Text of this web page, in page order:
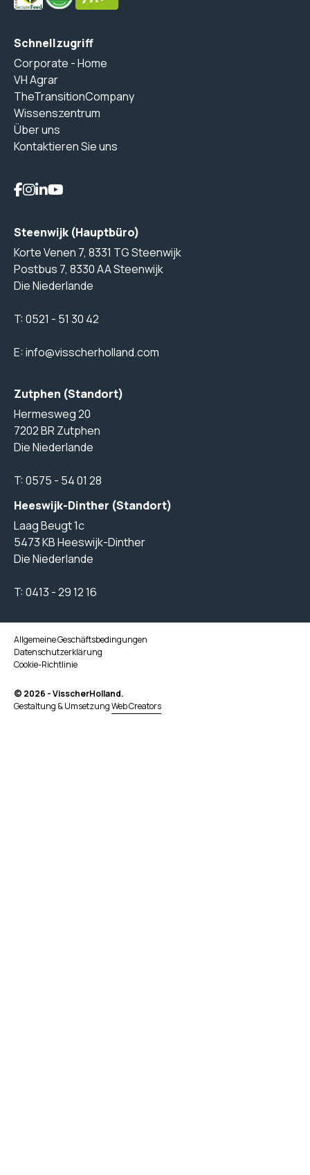
Schnellzugriff
Corporate - Home
VH Agrar
TheTransitionCompany
Wissenszentrum
Über uns
Kontaktieren Sie uns
Steenwijk (Hauptbüro)
Korte Venen 7, 8331 TG Steenwijk
Postbus 7, 8330 AA Steenwijk
Die Niederlande
T:0521 - 51 30 42
E:info@visscherholland.com
Zutphen (Standort)
Hermesweg 20
7202 BR Zutphen
Die Niederlande
T:0575 - 54 01 28
Heeswijk-Dinther (Standort)
Laag Beugt 1c
5473 KB Heeswijk-Dinther
Die Niederlande
T:0413 - 29 12 16
© 2026 - VisscherHolland.
Gestaltung & UmsetzungWeb Creators
Allgemeine Geschäftsbedingungen
Datenschutzerklärung
Cookie-Richtlinie